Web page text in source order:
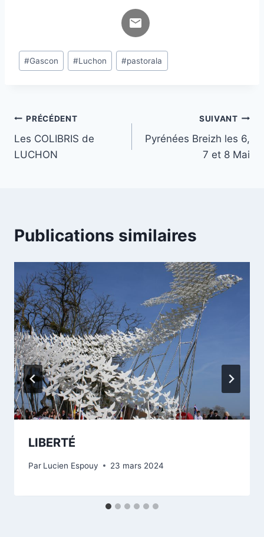
Étiquettes
de
#Gascon #Luchon #pastorala
Navigation
de
PRÉCÉDENT
Les COLIBRIS de
LUCHON
SUIVANT
Pyrénées Breizh les 6,
7 et 8 Mai
Publications similaires
LIBERTÉ
Par Lucien Espouy 23 mars 2024